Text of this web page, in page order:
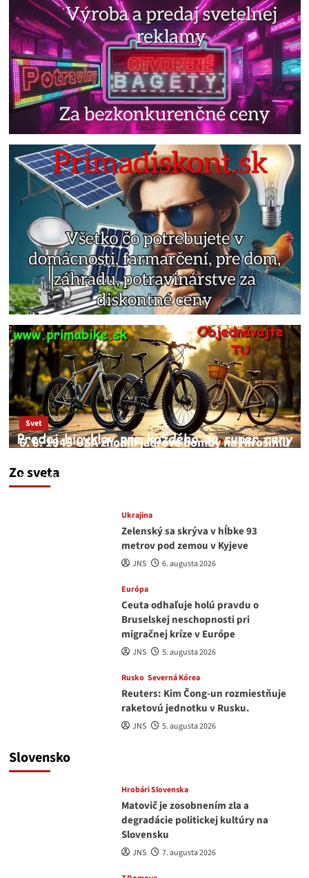
Zo sveta
Svet
6. 8. 1945 USA zhodili jadrové bomby na Hirošimu
JNS
Ukrajina
Zelenský sa skrýva v hĺbke 93
metrov pod zemou v Kyjeve
JNS 6. augusta 2026
Európa
Ceuta odhaľuje holú pravdu o
Bruselskej neschopnosti pri
migračnej kríze v Európe
JNS 5. augusta 2026
Rusko Severná Kórea
Reuters: Kim Čong-un rozmiestňuje
raketovú jednotku v Rusku.
JNS 5. augusta 2026
Slovensko
Hrobári Slovenska
Matovič je zosobnením zla a
degradácie politickej kultúry na
Slovensku
JNS 7. augusta 2026